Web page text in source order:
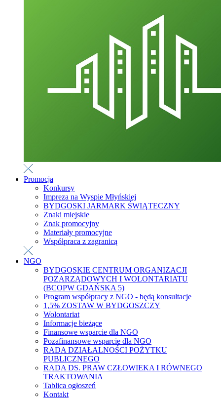
Promocja
Konkursy
Impreza na Wyspie Młyńskiej
BYDGOSKI JARMARK ŚWIĄTECZNY
Znaki miejskie
Znak promocyjny
Materiały promocyjne
Współpraca z zagranicą
NGO
BYDGOSKIE CENTRUM ORGANIZACJI
POZARZĄDOWYCH I WOLONTARIATU
(BCOPW GDAŃSKA 5)
Program współpracy z NGO - będą konsultacje
1,5% ZOSTAW W BYDGOSZCZY
Wolontariat
Informacje bieżące
Finansowe wsparcie dla NGO
Pozafinansowe wsparcie dla NGO
RADA DZIAŁALNOŚCI POŻYTKU
PUBLICZNEGO
RADA DS. PRAW CZŁOWIEKA I RÓWNEGO
TRAKTOWANIA
Tablica ogłoszeń
Kontakt